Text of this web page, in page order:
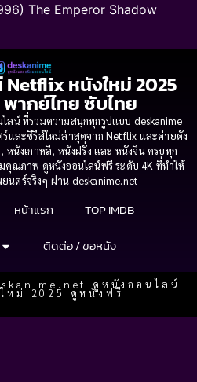
The Emperor Shadow
Netflix หนังใหม่ 2025
ากย์ไทย ซับไทย
ลน์ ที่รวมความสนุกทุกรูปแบบ deskanime
และซีรีส์ใหม่ล่าสุดจาก Netflix และค่ายดัง
หนังเกาหลี, หนังฝรั่ง และ หนังจีน ครบทุก
คุณภาพ ดูหนังออนไลน์ฟรี ระดับ 4K ที่ทำให้
นตร์จริงๆ ผ่าน deskanime.net
หน้าแรก
TOP IMDB
ติดต่อ / ขอหนัง
ดูหนังออนไลน์
หม่ 2025 ดูหนังฟรี